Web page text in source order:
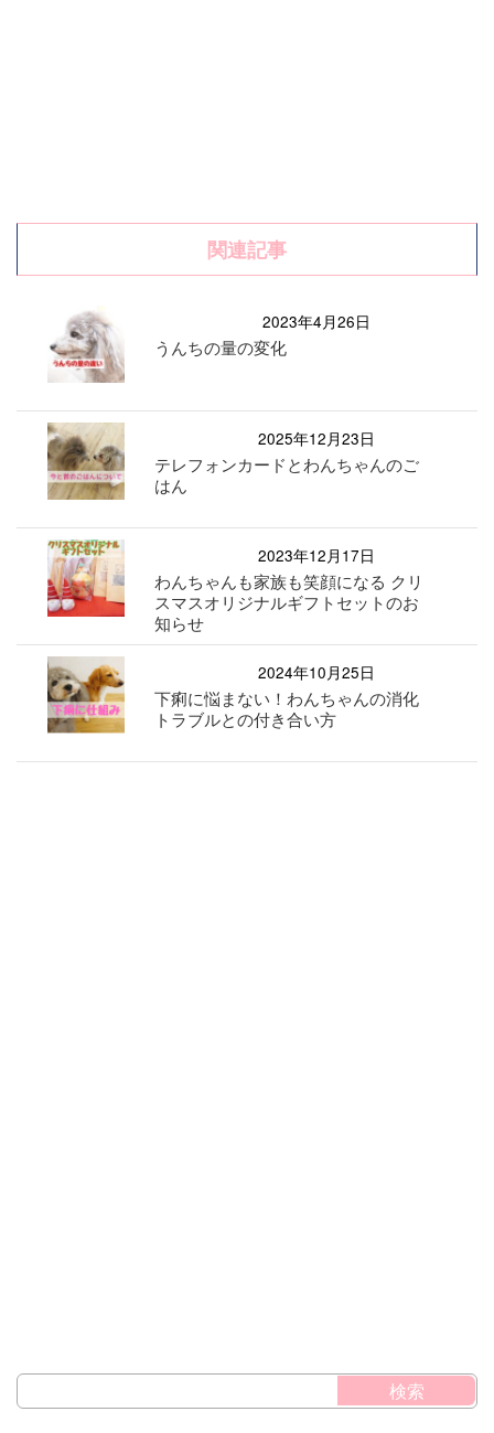
関連記事
2023年4月26日
うんちの量の変化
2025年12月23日
テレフォンカードとわんちゃんのご
はん
2023年12月17日
わんちゃんも家族も笑顔になる クリ
スマスオリジナルギフトセットのお
知らせ
2024年10月25日
下痢に悩まない！わんちゃんの消化
トラブルとの付き合い方